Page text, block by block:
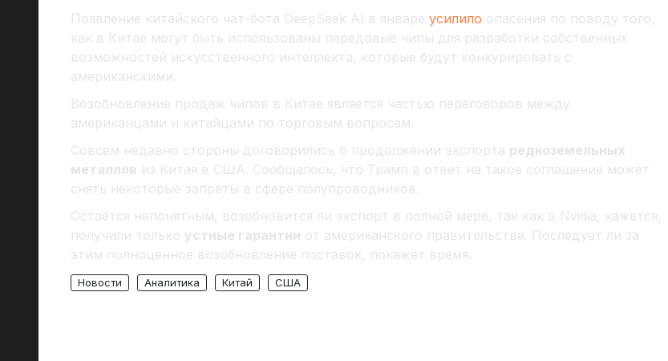
Появление китайского чат-бота DeepSeek AI в январе усилило опасения по поводу того,
как в Китае могут быть использованы передовые чипы для разработки собственных
возможностей искусственного интеллекта, которые будут конкурировать с
американскими.
Возобновление продаж чипов в Китае является частью переговоров между
американцами и китайцами по торговым вопросам.
Совсем недавно стороны договорились о продолжении экспорта редкоземельных
металлов из Китая в США. Сообщалось, что Трамп в ответ на такое соглашение может
снять некоторые запреты в сфере полупроводников.
Остается непонятным, возобновится ли экспорт в полной мере, так как в Nvidia, кажется,
получили только устные гарантии от американского правительства. Последует ли за
этим полноценное возобновление поставок, покажет время.
Новости Аналитика Китай США